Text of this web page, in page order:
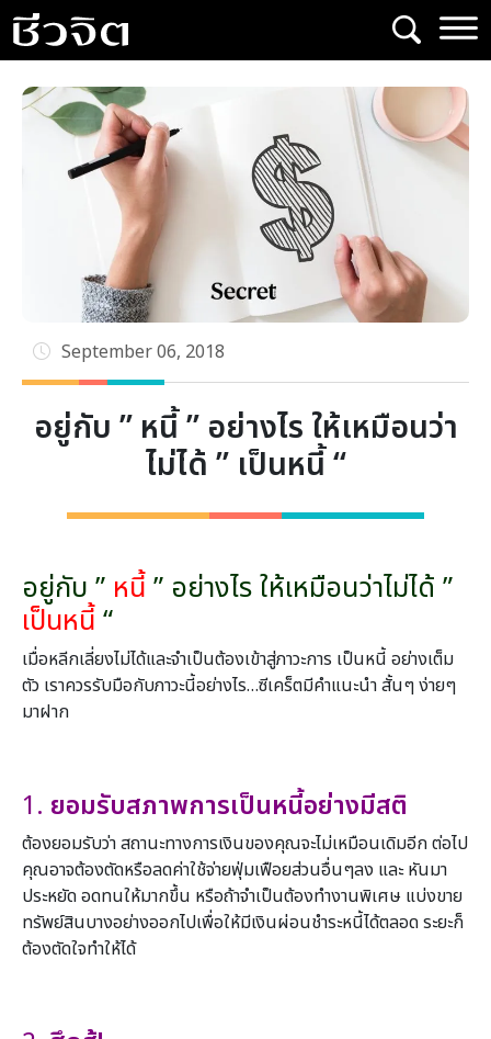
Skip
to
content
September 06, 2018
อยู่กับ ” หนี้ ” อย่างไร ให้เหมือนว่า
ไม่ได้ ” เป็นหนี้ “
อยู่กับ ” หนี้” อย่างไร ให้เหมือนว่าไม่ได้ ”
เป็นหนี้“
เมื่อหลีกเลี่ยงไม่ได้และจำเป็นต้องเข้าสู่ภาวะการ เป็นหนี้ อย่างเต็ม
ตัว เราควรรับมือกับภาวะนี้อย่างไร…ซีเคร็ตมีคำแนะนำ สั้นๆ ง่ายๆ
มาฝาก
1. ยอมรับสภาพการเป็นหนี้อย่างมีสติ
ต้องยอมรับว่า สถานะทางการเงินของคุณจะไม่เหมือนเดิมอีก ต่อไป
คุณอาจต้องตัดหรือลดค่าใช้จ่ายฟุ่มเฟือยส่วนอื่นๆลง และ หันมา
ประหยัด อดทนให้มากขึ้น หรือถ้าจำเป็นต้องทำงานพิเศษ แบ่งขาย
ทรัพย์สินบางอย่างออกไปเพื่อให้มีเงินผ่อนชำระหนี้ได้ตลอด ระยะก็
ต้องตัดใจทำให้ได้